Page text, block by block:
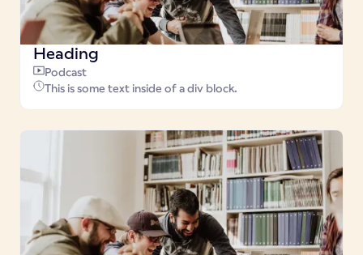
Heading
Podcast
This is some text inside of a div block.